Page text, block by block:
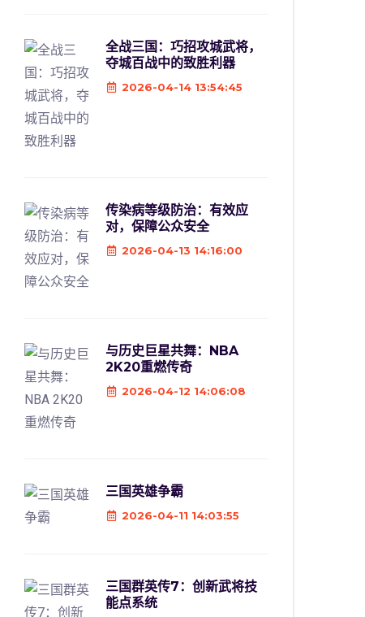
全战三国：巧招攻城武将，
夺城百战中的致胜利器
2026-04-14 13:54:45
传染病等级防治：有效应
对，保障公众安全
2026-04-13 14:16:00
与历史巨星共舞：NBA
2K20重燃传奇
2026-04-12 14:06:08
三国英雄争霸
2026-04-11 14:03:55
三国群英传7：创新武将技
能点系统